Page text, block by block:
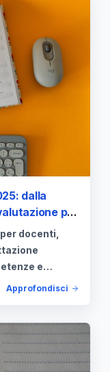
dalla
per
docenti,
e
Approfondisci